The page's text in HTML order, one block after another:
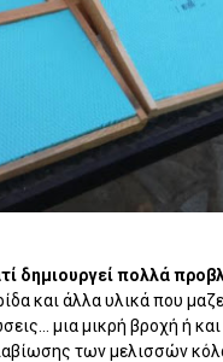
δημιουργεί πολλά
και άλλα υλικά που
μια μικρή βροχή ή
των μελισσών